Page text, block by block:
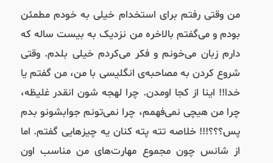
من وقتی رفتم برای استخدام خیلی به خودم مطمئن
بودم و می‌گفتم بالاخره من نزدیک به بیست ساله که
دارم زبان می‌خونم و فکر می‌کردم خیلی بلدم. وقتی
شروع کردن به مصاحبه‌ی انگلیسی با من، من گفتم یا
خدا!! اینا از کجا اومدن. چرا لهجه شون انقدر غلیظه،
چرا من هیچی نمی‌فهمم، چرا نمی‌تونم جوابشونو بدم
پس؟؟؟!!! خلاصه تته پته کنان یه چیزهایی گفتم. اما
از شانس چون مجموع مهارت‌های من مناسب اون